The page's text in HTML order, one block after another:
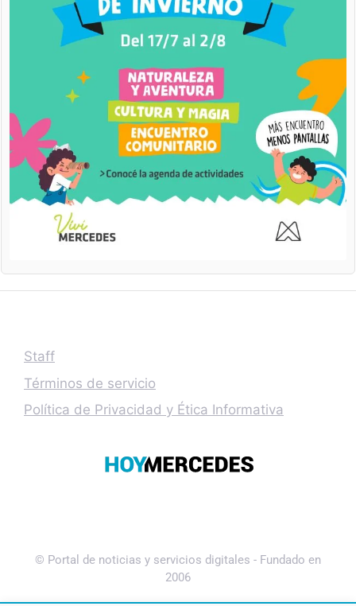
Staff
Términos de servicio
Política de Privacidad y Ética Informativa
© Portal de noticias y servicios digitales - Fundado en
2006